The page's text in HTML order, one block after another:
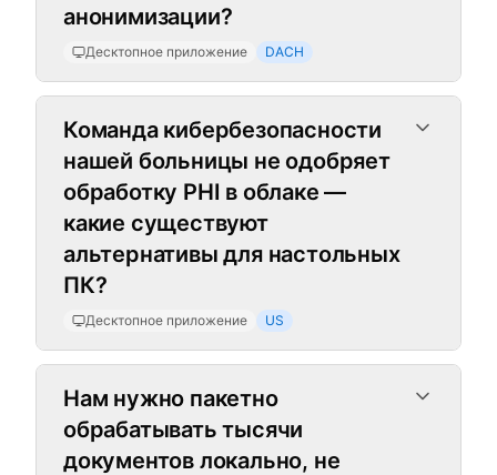
анонимизации?
Десктопное приложение DACH
Команда кибербезопасности
нашей больницы не одобряет
обработку PHI в облаке —
какие существуют
альтернативы для настольных
ПК?
Десктопное приложение US
Нам нужно пакетно
обрабатывать тысячи
документов локально, не